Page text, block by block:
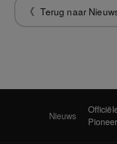
Terug naar
Nieuws